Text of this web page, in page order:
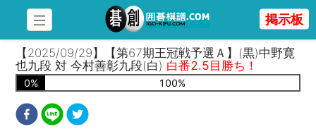
掲示板
【2025/09/29】【第67期王冠戦予選Ａ】(黒)中野寛
也九段 対 今村善彰九段(白) 白番2.5目勝ち！
0% 100%